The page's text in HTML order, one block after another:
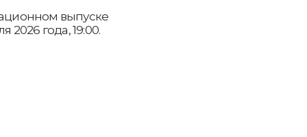
выпуске
2026 года, 19:00.